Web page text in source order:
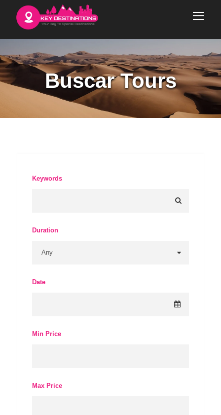
Buscar Tours
Keywords
Duration
Date
Min Price
Max Price